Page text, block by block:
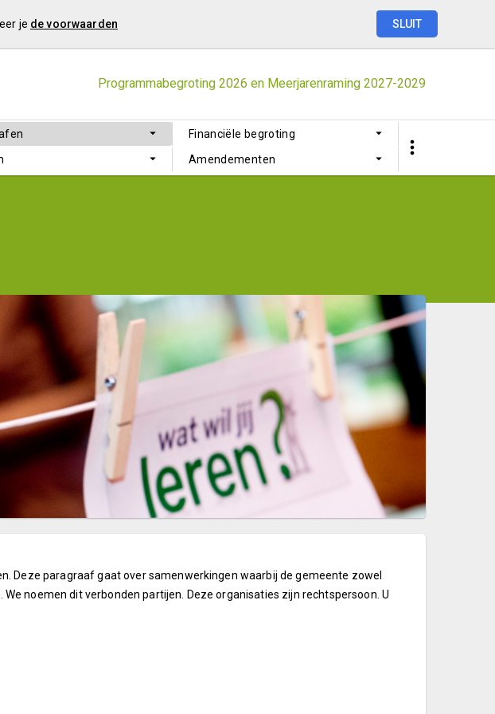
je de voorwaarden SLUIT
Programmabegroting 2026 en Meerjarenraming 2027-2029
Financiële begroting
Amendementen
Deze paragraaf gaat over samenwerkingen waarbij de gemeente zowel
noemen dit verbonden partijen. Deze organisaties zijn rechtspersoon. U